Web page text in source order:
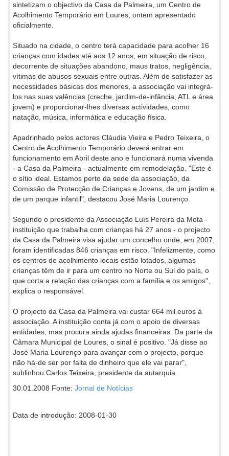
sintetizam o objectivo da Casa da Palmeira, um Centro de
Acolhimento Temporário em Loures, ontem apresentado
oficialmente.
Situado na cidade, o centro terá capacidade para acolher 16
crianças com idades até aos 12 anos, em situação de risco,
decorrente de situações abandono, maus tratos, negligência,
vítimas de abusos sexuais entre outras. Além de satisfazer as
necessidades básicas dos menores, a associação vai integrá-
los nas suas valências (creche, jardim-de-infância, ATL e área
jovem) e proporcionar-lhes diversas actividades, como
natação, música, informática e educação física.
Apadrinhado pelos actores Cláudia Vieira e Pedro Teixeira, o
Centro de Acolhimento Temporário deverá entrar em
funcionamento em Abril deste ano e funcionará numa vivenda
- a Casa da Palmeira - actualmente em remodelação. "Este é
o sítio ideal. Estamos perto da sede da associação, da
Comissão de Protecção de Crianças e Jovens, de um jardim e
de um parque infantil", destacou José Maria Lourenço.
Segundo o presidente da Associação Luís Pereira da Mota -
instituição que trabalha com crianças há 27 anos - o projecto
da Casa da Palmeira visa ajudar um concelho onde, em 2007,
foram identificadas 846 crianças em risco. "Infelizmente, como
os centros de acolhimento locais estão lotados, algumas
crianças têm de ir para um centro no Norte ou Sul do país, o
que corta a relação das crianças com a família e os amigos",
explica o responsável.
O projecto da Casa da Palmeira vai custar 664 mil euros à
associação. A instituição conta já com o apoio de diversas
entidades, mas procura ainda ajudas financeiras. Da parte da
Câmara Municipal de Loures, o sinal é positivo. "Já disse ao
José Maria Lourenço para avançar com o projecto, porque
não há-de ser por falta de dinheiro que ele vai parar",
sublinhou Carlos Teixeira, presidente da autarquia.
30.01.2008 Fonte: Jornal de Notícias
Data de introdução: 2008-01-30